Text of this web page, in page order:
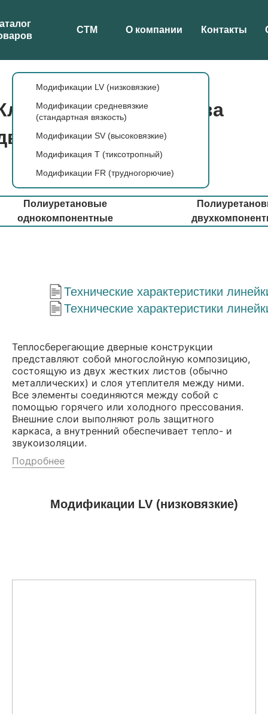
СТМ О компании Контакты
Модификации LV (низковязкие)
Модификации средневязкие
(стандартная вязкость)
Модификации SV (высоковязкие)
Модификация T (тиксотропный)
Модификации FR (трудногорючие)
для производства
Полиуретановые
однокомпонентные
Технические характеристики
Технические характеристики
Теплосберегающие дверные конструкции
представляют собой многослойную композицию,
состоящую из двух жестких листов (обычно
металлических) и слоя утеплителя между ними.
Все элементы соединяются между собой с
помощью горячего или холодного прессования.
Внешние слои выполняют роль защитного
каркаса, а внутренний обеспечивает тепло- и
звукоизоляции.
Подробнее
Модификации LV (низковязкие)